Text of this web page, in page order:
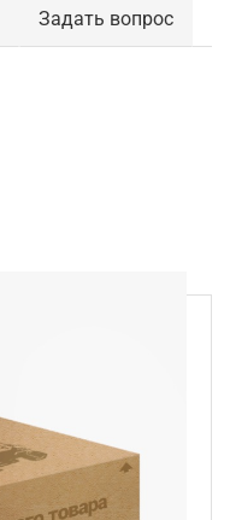
Задать вопрос